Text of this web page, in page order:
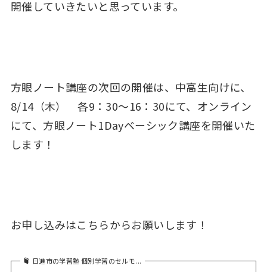
開催していきたいと思っています。
方眼ノート講座の次回の開催は、中高生向けに、
8/14（木） 各9：30～16：30にて、オンライン
にて、方眼ノート1Dayベーシック講座を開催いた
します！
お申し込みはこちらからお願いします！
日進市の学習塾 個別学習のセルモ...